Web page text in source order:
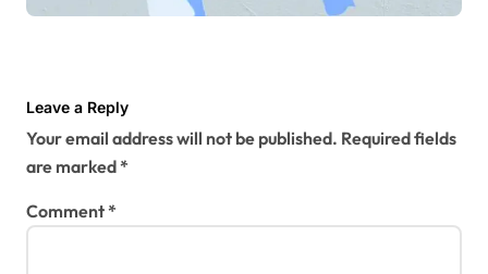
Leave a Reply
Your email address will not be published. Required fields
are marked*
Comment*